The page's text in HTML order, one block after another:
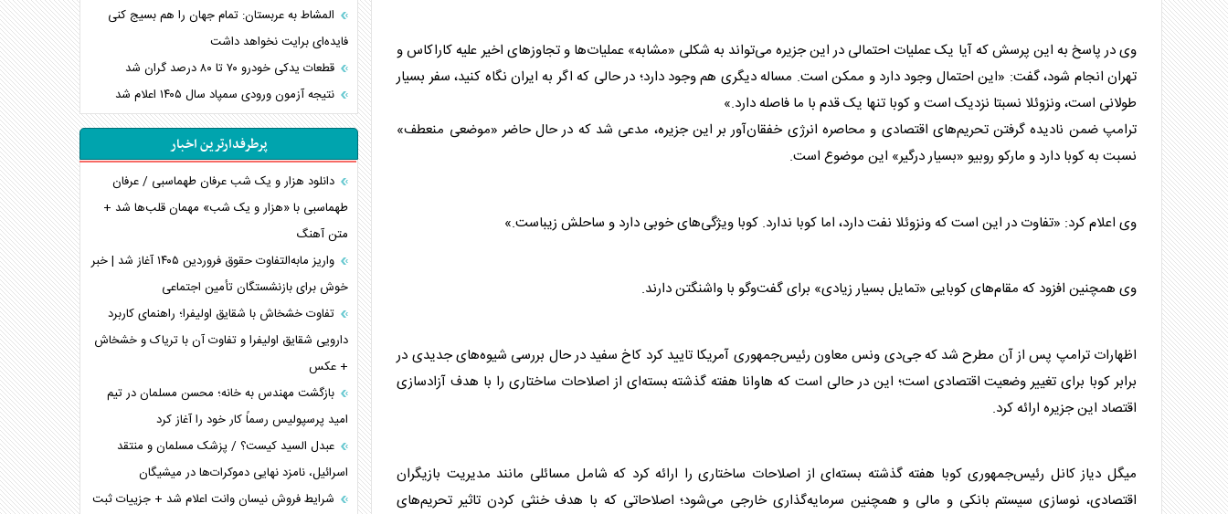
وی در پاسخ به این پرسش که آیا یک عملیات احتمالی در این جزیره می‌تواند به شکلی «مشابه» عملیات‌ها و تجاوزهای اخیر علیه کاراکاس و
تهران انجام شود، گفت: «این احتمال وجود دارد و ممکن است. مساله دیگری هم وجود دارد؛ در حالی که اگر به ایران نگاه کنید، سفر بسیار
طولانی است، ونزوئلا نسبتا نزدیک است و کوبا تنها یک قدم با ما فاصله دارد.»
ترامپ ضمن نادیده گرفتن تحریم‌های اقتصادی و محاصره انرژی خفقان‌آور بر این جزیره، مدعی شد که در حال حاضر «موضعی منعطف»
نسبت به کوبا دارد و مارکو روبیو «بسیار درگیر» این موضوع است.
وی اعلام کرد: «تفاوت در این است که ونزوئلا نفت دارد، اما کوبا ندارد. کوبا ویژگی‌های خوبی دارد و ساحلش زیباست.»
وی همچنین افزود که مقام‌های کوبایی «تمایل بسیار زیادی» برای گفت‌وگو با واشنگتن دارند.
اظهاراتترامپ پس از آن مطرح شد که جی‌دی ونس معاون رئیس‌جمهوری آمریکا تایید کرد کاخ سفید در حال بررسی شیوه‌های جدیدی در
برابر کوبا برای تغییر وضعیت اقتصادی است؛ این در حالی است که هاوانا هفته گذشته بسته‌ای از اصلاحات ساختاری را با هدف آزادسازی
اقتصاد این جزیره ارائه کرد.
میگل دیاز کانل رئیس‌جمهوری کوبا هفته گذشته بسته‌ای از اصلاحات ساختاری را ارائه کرد که شامل مسائلی مانند مدیریت بازیگران
اقتصادی، نوسازی سیستم بانکی و مالی و همچنین سرمایه‌گذاری خارجی می‌شود؛ اصلاحاتی که با هدف خنثی کردن تاثیر تحریم‌های
المشاط به عربستان: تمام جهان را هم بسیج کنی
فایده‌ای برایت نخواهد داشت
قطعات یدکی خودرو ۷۰ تا ۸۰ درصد گران شد
نتیجه آزمون ورودی سمپاد سال ۱۴۰۵ اعلام شد
پرطرفدارترین اخبار
دانلود هزار و یک شب عرفان طهماسبی / عرفان
طهماسبی با «هزار و یک شب» مهمان قلب‌ها شد +
متن آهنگ
واریز مابه‌التفاوت حقوق فروردین ۱۴۰۵ آغاز شد | خبر
خوش برای بازنشستگان تأمین اجتماعی
تفاوت خشخاش با شقایق اولیفرا؛ راهنمای کاربرد
دارویی شقایق اولیفرا و تفاوت آن با تریاک و خشخاش
+ عکس
بازگشت مهندس به خانه؛ محسن مسلمان در تیم
امید پرسپولیس رسماً کار خود را آغاز کرد
عبدل السید کیست؟ / پزشک مسلمان و منتقد
اسرائیل، نامزد نهایی دموکرات‌ها در میشیگان
شرایط فروش نیسان وانت اعلام شد + جزییات ثبت